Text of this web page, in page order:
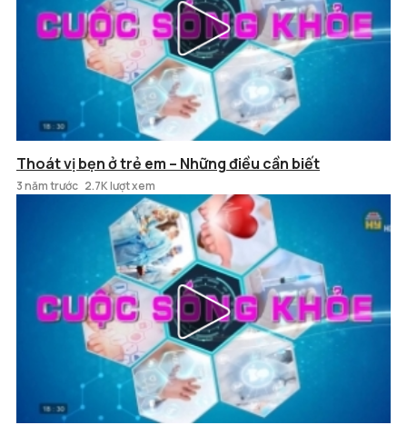
Thoát vị bẹn ở trẻ em – Những điều cần biết
3 năm trước 2.7K lượt xem